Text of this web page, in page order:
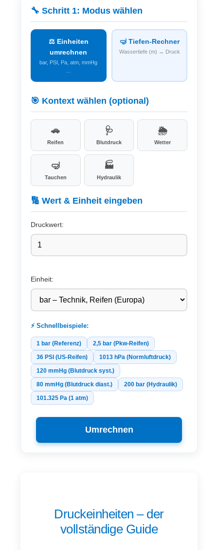
🔧 Schritt 1: Modus wählen
⚖️ Einheiten
umrechnen
bar, PSI, Pa, atm, mmHg
🤿 Tiefen-Rechner
Wassertiefe (m) → Druck
🎯 Kontext wählen (optional)
🚗
Reifen
🩺
Blutdruck
🌦️
Wetter
🤿
Tauchen
🏭
Hydraulik
🔢 Wert & Einheit eingeben
Druckwert:
Einheit:
⚡ Schnellbeispiele:
1 bar (Referenz)
2,5 bar (Pkw-Reifen)
36 PSI (US-Reifen)
1013 hPa (Normluftdruck)
120 mmHg (Blutdruck syst.)
80 mmHg (Blutdruck diast.)
200 bar (Hydraulik)
101.325 Pa (1 atm)
Umrechnen
Druckeinheiten – der
vollständige Guide